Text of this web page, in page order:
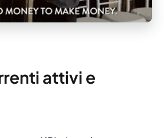
attivi e